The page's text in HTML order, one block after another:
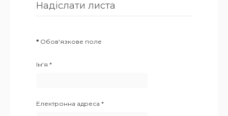
Надіслати листа
* Обов'язкове поле
Ім'я *
Електронна адреса *